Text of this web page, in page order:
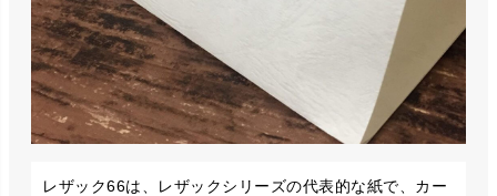
レザック66は、レザックシリーズの代表的な紙で、カー